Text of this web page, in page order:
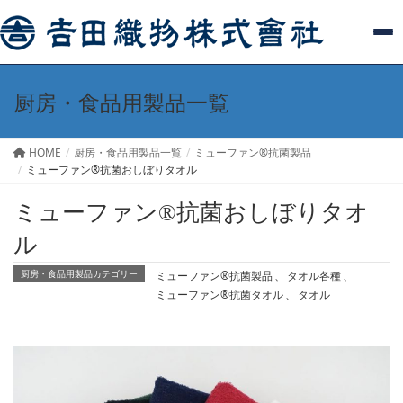
厨房・食品用製品一覧
HOME 厨房・食品用製品一覧
ミューファン®抗菌製品
ミューファン®抗菌おしぼりタオル
ミューファン®抗菌おしぼりタオ
ル
厨房・食品用製品カテゴリー ミューファン®抗菌製品 、 タオル各種、
ミューファン®抗菌タオル、 タオル